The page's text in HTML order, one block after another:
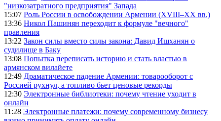
"низкозатратного предприятия" Запада
15:07 Роль России в освобождении Армении (XVIII–XX вв.)
13:36 Никол Пашинян переходит к формуле "вечного"
правления
13:22 Закон силы вместо силы закона: Давид Ишханян о
судилище в Баку
13:08 Попытка переписать историю и стать властью в
армянском вилайете
12:49 Драматическое падение Армении: товарооборот с
Россией рухнул, а топливо бьет ценовые рекорды
12:30 Электронные библиотеки: почему чтение уходит в
онлайн
11:28 Электронные платежи: почему современному бизнесу